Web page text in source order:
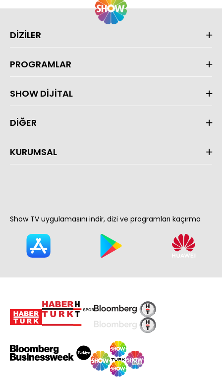
DİZİLER
PROGRAMLAR
SHOW DİJİTAL
DİĞER
KURUMSAL
Show TV uygulamasını indir, dizi ve programları kaçırma